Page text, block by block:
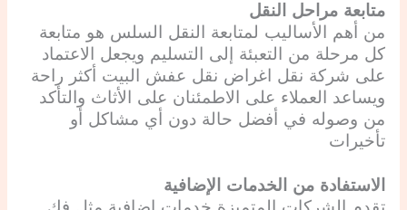
متابعة مراحل النقل
من أهم الأساليب لمتابعة النقل السلس هو متابعة
كل مرحلة من التعبئة إلى التسليم ويجعل الاعتماد
على شركة نقل اغراض نقل عفش البيت أكثر راحة
ويساعد العملاء على الاطمئنان على الأثاث والتأكد
من وصوله في أفضل حالة دون أي مشاكل أو
تأخيرات
الاستفادة من الخدمات الإضافية